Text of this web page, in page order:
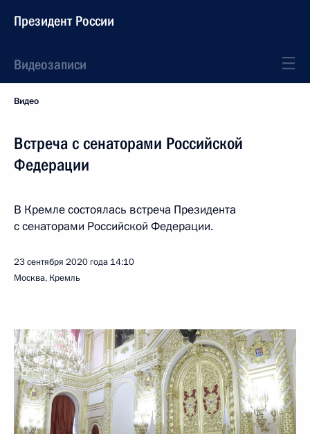
Президент России
Видеозаписи
Видео
Встреча с сенаторами Российской
Федерации
В Кремле состоялась встреча Президента
с сенаторами Российской Федерации.
23 сентября 2020 года 14:10
Москва, Кремль